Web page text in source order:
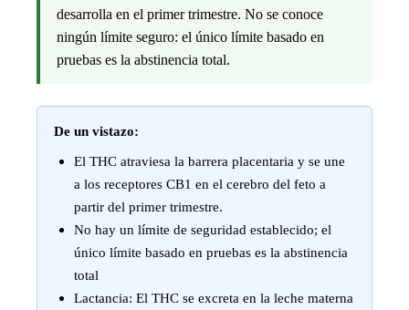
desarrolla en el primer trimestre. No se conoce
ningún límite seguro: el único límite basado en
pruebas es la abstinencia total.
De un vistazo:
El THC atraviesa la barrera placentaria y se une
a los receptores CB1 en el cerebro del feto a
partir del primer trimestre.
No hay un límite de seguridad establecido; el
único límite basado en pruebas es la abstinencia
total
Lactancia: El THC se excreta en la leche materna